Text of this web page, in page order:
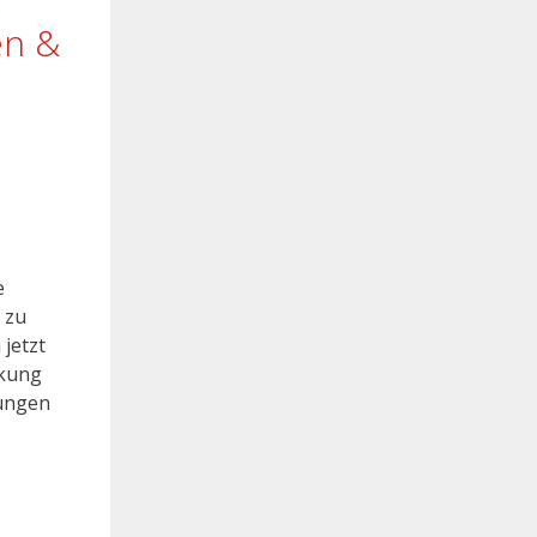
&
jetzt